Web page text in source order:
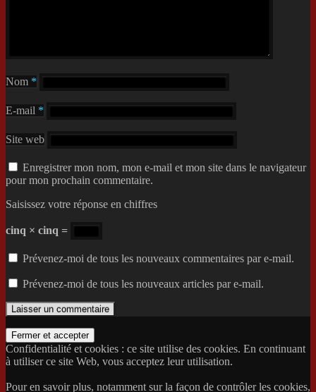
Nom *
E-mail *
Site web
Enregistrer mon nom, mon e-mail et mon site dans le navigateur
pour mon prochain commentaire.
Saisissez votre réponse en chiffres
cinq × cinq =
Prévenez-moi de tous les nouveaux commentaires par e-mail.
Prévenez-moi de tous les nouveaux articles par e-mail.
Confidentialité et cookies : ce site utilise des cookies. En continuant
à utiliser ce site Web, vous acceptez leur utilisation.
Pour en savoir plus, notamment sur la façon de contrôler les cookies,